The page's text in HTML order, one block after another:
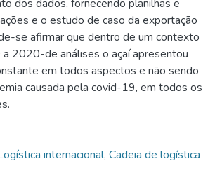
dos dados, fornecendo planilhas e
e o estudo de caso da exportação
se afirmar que dentro de um contexto
2020-de análises o açaí apresentou
em todos aspectos e não sendo
causada pela covid-19, em todos os
internacional, Cadeia de logística